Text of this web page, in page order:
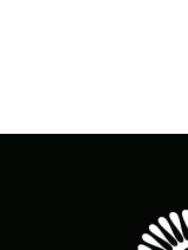
écofascisme